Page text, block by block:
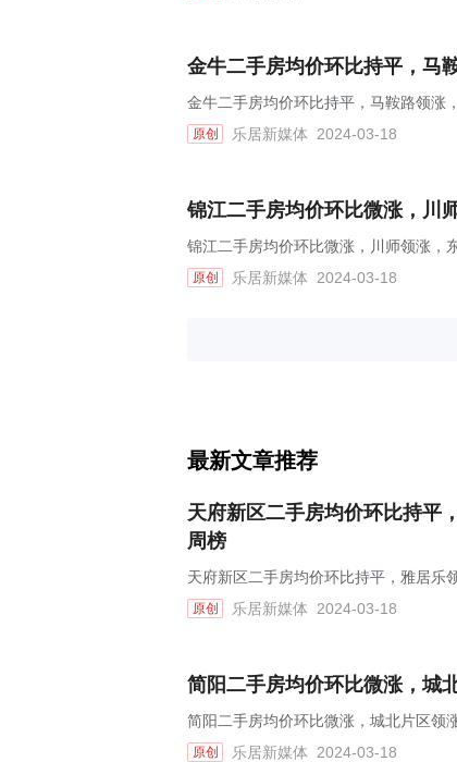
金牛二手房均价环比持平，马
金牛二手房均价环比持平，马鞍路领涨
原创 乐居新媒体 2024-03-18
锦江二手房均价环比微涨，川
锦江二手房均价环比微涨，川师领涨，
原创 乐居新媒体 2024-03-18
最新文章推荐
天府新区二手房均价环比持平
周榜
天府新区二手房均价环比持平，雅居乐
原创 乐居新媒体 2024-03-18
简阳二手房均价环比微涨，城
简阳二手房均价环比微涨，城北片区领
原创 乐居新媒体 2024-03-18